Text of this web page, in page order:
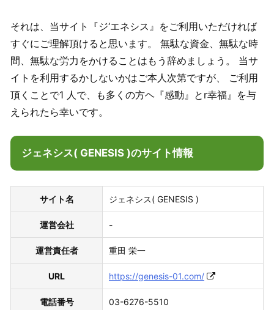
それは、当サイト『ジ‘エネシス』をご利用いただければ
すぐにご理解頂けると思います。 無駄な資金、無駄な時
間、無駄な労力をかけることはもう辞めましょう。 当サ
イトを利用するかしないかはご本人次第ですが、 ご利用
頂くことで1 人で、も多くの方ヘ『感動』とr幸福』を与
えられたら幸いです。
ジェネシス( GENESIS )のサイト情報
サイト名 ジェネシス( GENESIS )
運営会社 -
運営責任者 重田 栄一
URL https://genesis-01.com/
電話番号 03-6276-5510